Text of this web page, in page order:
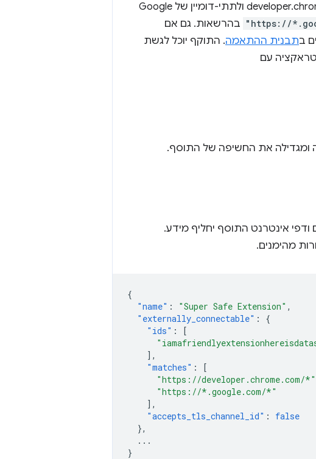
התוסף הזה בדוגמה שלמעלה מבקש גישה לכל מה שנמצא ב-developer.chrome.com ולתתי-דומיין של Google
"https:// בהרשאות. גם אם
בתבנית ההתאמה. התוקף יוכל לגשת
עם
ומגדילה את החשיפה של התוסף.
ודפי אינטרנט התוסף יחליף מידע.
מהימנים.
{
"name" : "Super Safe Extension" ,
"externally_connectable" :
{
"ids" :
[
],
"matches" :
[
"https://developer.chrome.com/*"
"https://*.google.com/*"
],
"accepts_tls_channel_id" :
false
},
...
}